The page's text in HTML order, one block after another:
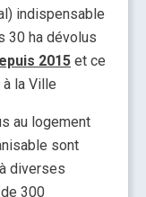
indispensable
30 ha dévolus
2015 et ce
la Ville
au logement
sont
diverses
300